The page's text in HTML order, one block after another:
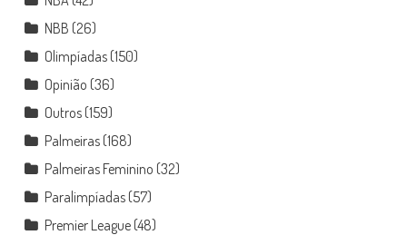
NBB (26)
Olimpíadas(150)
Opinião (36)
Outros(159)
Palmeiras(168)
Palmeiras Feminino (32)
Paralimpíadas(57)
Premier League(48)